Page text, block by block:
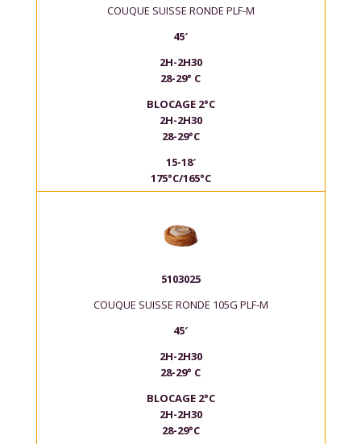
COUQUE SUISSE RONDE PLF-M
45′
2H-2H30
28-29° C
BLOCAGE 2°C
2H-2H30
28-29°C
15-18′
175°C/165°C
5103025
COUQUE SUISSE RONDE 105G PLF-M
45′
2H-2H30
28-29° C
BLOCAGE 2°C
2H-2H30
28-29°C